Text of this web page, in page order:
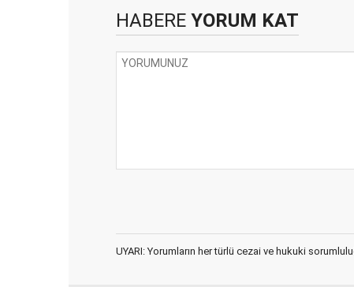
HABERE YORUM KAT
UYARI: Yorumların her türlü cezai ve hukuki